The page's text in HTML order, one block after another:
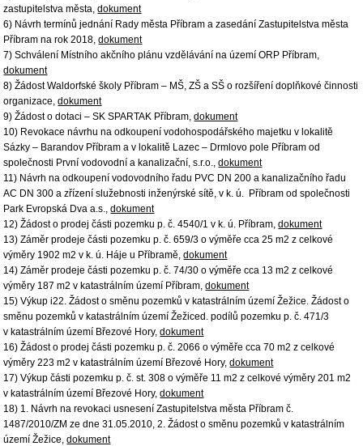
zastupitelstva města,dokument
6) Návrh termínů jednání Rady města Příbram a zasedání Zastupitelstva města
Příbram na rok 2018,dokument
7) Schválení Místního akčního plánu vzdělávání na území ORP Příbram,
dokument
8) Žádost Waldorfské školy Příbram – MŠ, ZŠ a SŠ o rozšíření doplňkové činnosti
organizace,dokument
9) Žádost o dotaci – SK SPARTAK Příbram,dokument
10) Revokace návrhu na odkoupení vodohospodářského majetku v lokalitě
Sázky – Barandov Příbram a v lokalitě Lazec – Drmlovo pole Příbram od
společnosti První vodovodní a kanalizační, s.r.o.,dokument
11) Návrh na odkoupení vodovodního řadu PVC DN 200 a kanalizačního řadu
AC DN 300 a zřízení služebnosti inženýrské sítě, v k. ú. Příbram od společnosti
Park Evropská Dva a.s.,dokument
12) Žádost o prodej části pozemku p. č. 4540/1 v k. ú. Příbram,dokument
13) Záměr prodeje části pozemku p. č. 659/3 o výměře cca 25 m2 z celkové
výměry 1902 m2 v k. ú. Háje u Příbramě,dokument
14) Záměr prodeje části pozemku p. č. 74/30 o výměře cca 13 m2 z celkové
výměry 187 m2 v katastrálním území Příbram,dokument
15) Výkup i22. Žádost o směnu pozemků v katastrálním území Žežice. Žádost o
směnu pozemků v katastrálním území Žežiced. podílů pozemku p. č. 471/3
v katastrálním území Březové Hory,dokument
16) Žádost o prodej části pozemku p. č. 2066 o výměře cca 70 m2 z celkové
výměry 223 m2 v katastrálním území Březové Hory,dokument
17) Výkup části pozemku p. č. st. 308 o výměře 11 m2 z celkové výměry 201 m2
v katastrálním území Březové Hory,dokument
18) 1. Návrh na revokaci usnesení Zastupitelstva města Příbram č.
1487/2010/ZM ze dne 31.05.2010, 2. Žádost o směnu pozemků v katastrálním
území Žežice,dokument